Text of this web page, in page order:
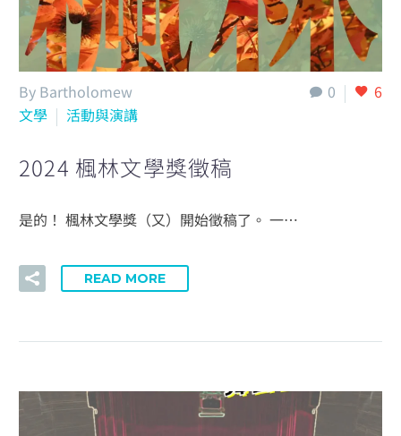
0 6
By Bartholomew
文學
活動與演講
2024 楓林文學獎徵稿
是的！ 楓林文學獎（又）開始徵稿了。 一…
READ MORE